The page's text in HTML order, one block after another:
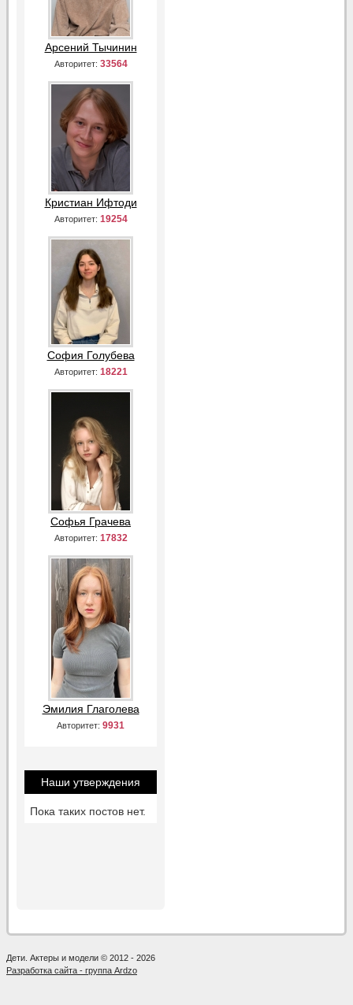
Арсений Тычинин
Авторитет: 33564
Кристиан Ифтоди
Авторитет: 19254
София Голубева
Авторитет: 18221
Софья Грачева
Авторитет: 17832
Эмилия Глаголева
Авторитет: 9931
Наши утверждения
Пока таких постов нет.
Дети. Актеры и модели © 2012 - 2026
Разработка сайта - группа Ardzo